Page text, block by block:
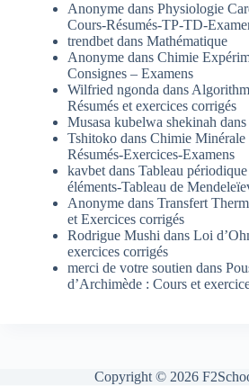
Anonyme dans Physiologie
Cours-Résumés-TP-TD-
trendbet dans Mathématique
Anonyme dans Chimie
Consignes – Examens
Wilfried ngonda dans
Résumés et exercices corrigés
Musasa kubelwa shekinah dans
Tshitoko dans Chimie Minérale
Résumés-Exercices-Examens
kavbet dans Tableau périodique
éléments-Tableau de
Anonyme dans Transfert
et Exercices corrigés
Rodrigue Mushi dans Loi
exercices corrigés
merci de votre soutien dans
d’Archimède : Cours et
Copyright © 2026